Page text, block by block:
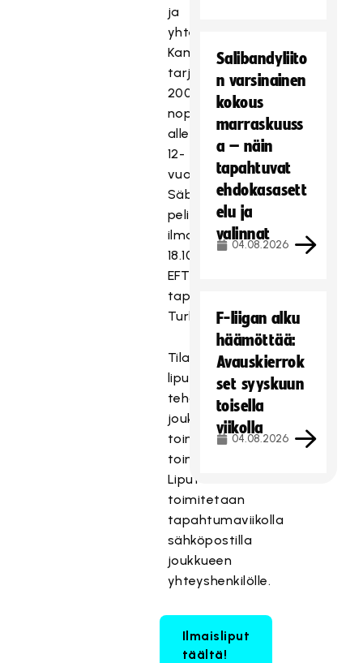
ja
yhteistyökumppani
Kamux
tarjoavat
200:lle
nopeimmalle
alle
12-
vuotiaalle
Säbäkipinän
pelipassipelaajalle
ilmaislipun
18.10.
EFT-
tapahtumaan
Turkuun.
Tilaus
lipuista
tehdään
joukkueen
toimihenkilön
toimesta.
Liput
toimitetaan
tapahtumaviikolla
sähköpostilla
joukkueen
yhteyshenkilölle.
Ilmaisliput
täältä!
Salibandyliito
n varsinainen
kokous
marraskuuss
a – näin
tapahtuvat
ehdokasasett
elu ja
valinnat
04.08.2026
F-liigan alku
häämöttää:
Avauskierrok
set syyskuun
toisella
viikolla
04.08.2026